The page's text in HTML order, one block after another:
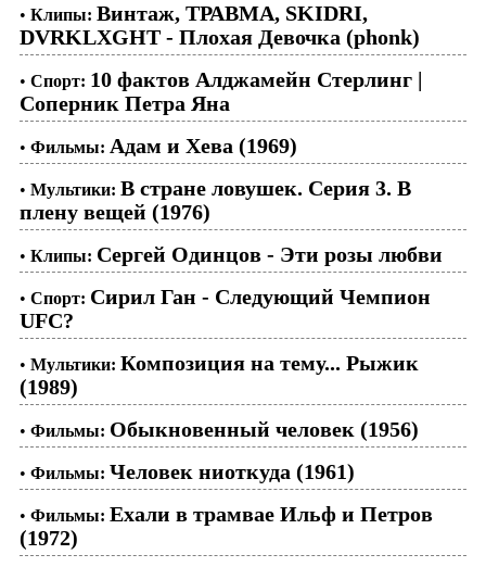
• Клипы: Винтаж, ТРАВМА, SKIDRI,
DVRKLXGHT - Плохая Девочка (phonk)
• Спорт: 10 фактов Алджамейн Стерлинг |
Соперник Петра Яна
• Фильмы: Адам и Хева (1969)
• Мультики: В стране ловушек. Серия 3. В
плену вещей (1976)
• Клипы: Сергей Одинцов - Эти розы любви
• Спорт: Сирил Ган - Следующий Чемпион
UFC?
• Мультики: Композиция на тему... Рыжик
(1989)
• Фильмы: Обыкновенный человек (1956)
• Фильмы: Человек ниоткуда (1961)
• Фильмы: Ехали в трамвае Ильф и Петров
(1972)